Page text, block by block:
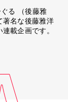
る （後藤雅
著名な後藤雅洋
載企画です。